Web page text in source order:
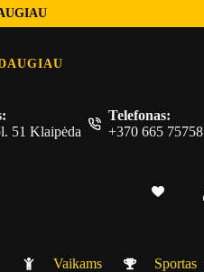
51 Klaipėda
Telefonas:
+370 665 75758
Vaikams Sportas